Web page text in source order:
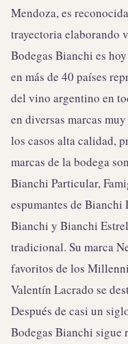
Mendoza, es
trayectoria elaborando
Bodegas Bianchi es
en más de 40 países
del vino argentino en
en diversas marcas
los casos alta calidad,
marcas de la bodega
Bianchi Particular,
espumantes de
Bianchi y Bianchi
tradicional. Su marca
favoritos de los
Valentín Lacrado se
Después de casi un
Bodegas Bianchi sigue